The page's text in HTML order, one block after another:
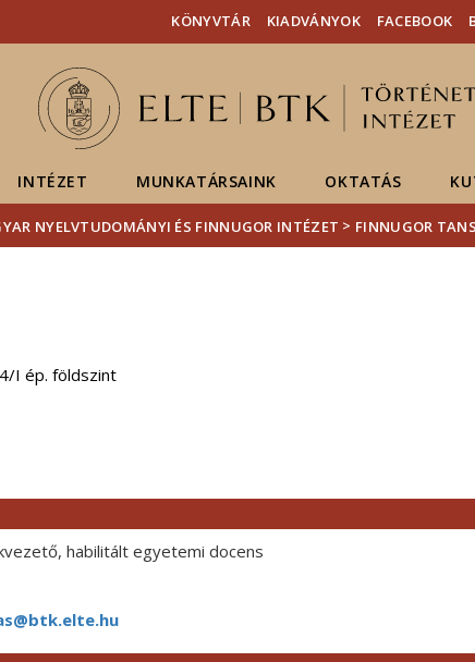
Hírek
Események
ELTE a
KÖNYVTÁR KIADVÁNYOK FACEBOOK
INTÉZET MUNKATÁRSAINK OKTATÁS
NYELVTUDOMÁNYI ÉS FINNUGOR INTÉZET > FINNUGOR
I ép. földszint
habilitált egyetemi docens